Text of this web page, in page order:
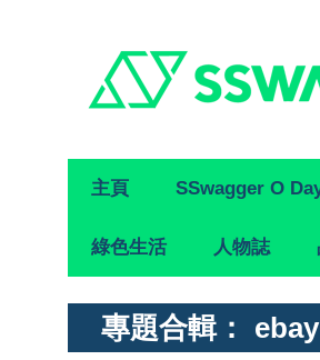
Primary
Navigation
主頁 SSwagger O
綠色生活 人物誌
專題合輯： ebay